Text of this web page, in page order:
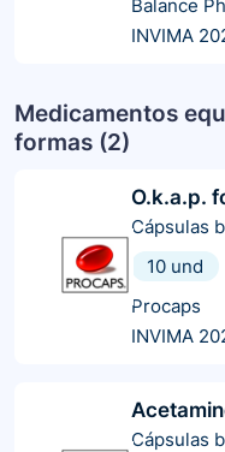
Balance
INVIMA
Medicamentos
formas (2)
O.k.a.p.
Cápsulas
10 und
Procaps
INVIMA
Cápsulas